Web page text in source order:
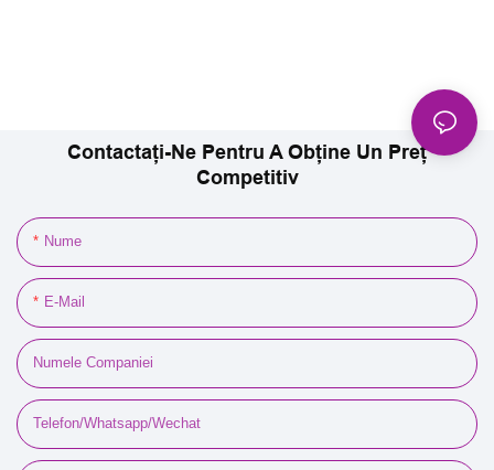
Contactați-Ne Pentru A Obține Un Preț
Competitiv
Nume
E-Mail
Numele Companiei
Telefon/Whatsapp/Wechat